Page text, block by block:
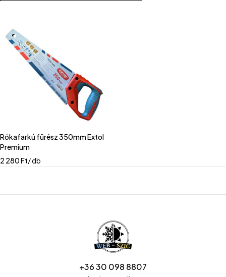
Rókafarkú fűrész 350mm Extol
Premium
2 280Ft/ db
+36 30 098 8807